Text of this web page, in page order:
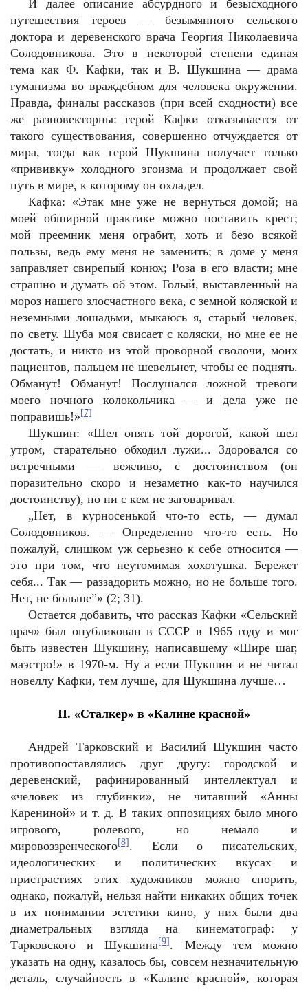
И далее описание абсурдного и безысходного
путешествия героев — безымянного сельского
доктора и деревенского врача Георгия Николаевича
Солодовникова. Это в некоторой степени единая
тема как Ф. Кафки, так и В. Шукшина — драма
гуманизма во враждебном для человека окружении.
Правда, финалы рассказов (при всей сходности) все
же разновекторны: герой Кафки отказывается от
такого существования, совершенно отчуждается от
мира, тогда как герой Шукшина получает только
«прививку» холодного эгоизма и продолжает свой
путь в мире, к которому он охладел.
Кафка: «Этак мне уже не вернуться домой; на
моей обширной практике можно поставить крест;
мой преемник меня ограбит, хоть и безо всякой
пользы, ведь ему меня не заменить; в доме у меня
заправляет свирепый конюх; Роза в его власти; мне
страшно и думать об этом. Голый, выставленный на
мороз нашего злосчастного века, с земной коляской и
неземными лошадьми, мыкаюсь я, старый человек,
по свету. Шуба моя свисает с коляски, но мне ее не
достать, и никто из этой проворной сволочи, моих
пациентов, пальцем не шевельнет, чтобы ее поднять.
Обманут! Обманут! Послушался ложной тревоги
моего ночного колокольчика — и дела уже не
поправишь!» [7]
Шукшин: «Шел опять той дорогой, какой шел
утром, старательно обходил лужи... Здоровался со
встречными — вежливо, с достоинством (он
поразительно скоро и незаметно как-то научился
достоинству), но ни с кем не заговаривал.
„Нет, в курносенькой что-то есть, — думал
Солодовников. — Определенно что-то есть. Но
пожалуй, слишком уж серьезно к себе относится —
это при том, что неутомимая хохотушка. Бережет
себя... Так — раззадорить можно, но не больше того.
Нет, не больше”» (2; 31).
Остается добавить, что рассказ Кафки «Сельский
врач» был опубликован в СССР в 1965 году и мог
быть известен Шукшину, написавшему «Шире шаг,
маэстро!» в 1970-м. Ну а если Шукшин и не читал
новеллу Кафки, тем лучше, для Шукшина лучше…
II. «Сталкер» в «Калине красной»
Андрей Тарковский и Василий Шукшин часто
противопоставлялись друг другу: городской и
деревенский, рафинированный интеллектуал и
«человек из глубинки», не читавший «Анны
Карениной» и т. д. В таких оппозициях было много
игрового, ролевого, но немало и
мировоззренческого[8] . Если о писательских,
идеологических и политических вкусах и
пристрастиях этих художников можно спорить,
однако, пожалуй, нельзя найти никаких общих точек
в их понимании эстетики кино, у них были два
диаметральных взгляда на кинематограф: у
Тарковского и Шукшина[9]. Между тем можно
указать на одну, казалось бы, совсем незначительную
деталь, случайность в «Калине красной», которая